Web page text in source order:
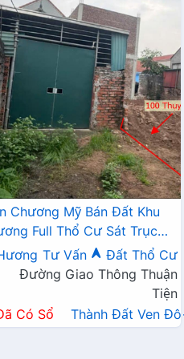
Chương Mỹ Bán Đất Khu
Full Thổ Cư Sát Trục
Liên Xã
Tư Vấn
Đất Thổ Cư
Đường Giao Thông Thuận
Tiện
Có Sổ Thành Đất Ven